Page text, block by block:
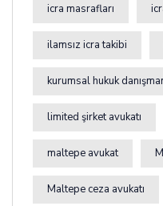
icra masrafları
ilamsız icra takibi
kurumsal hukuk
limited şirket avukatı
maltepe avukat
Maltepe ceza avukatı